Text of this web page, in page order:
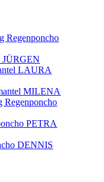
Regenponcho
JÜRGEN
LAURA
MILENA
Regenponcho
PETRA
DENNIS